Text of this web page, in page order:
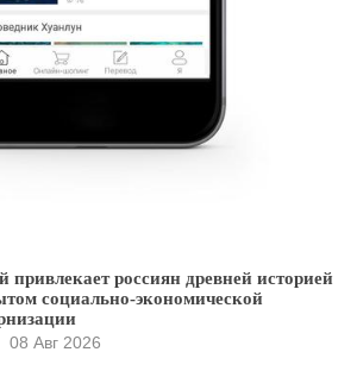
привлекает россиян древней историей
социально-экономической
08 Авг 2026